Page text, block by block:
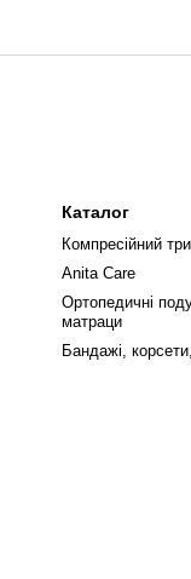
Каталог
Компресійний
Anita Care
Ортопедичні
матраци
Бандажі,